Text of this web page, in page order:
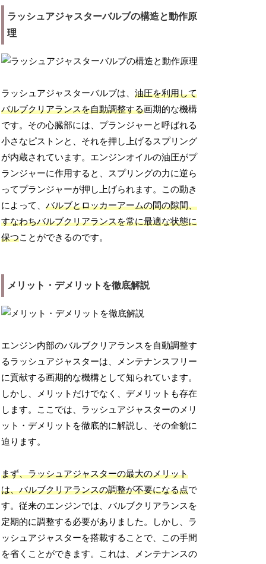
ラッシュアジャスターバルブの構造と動作原
理
ラッシュアジャスターバルブは、油圧を利用して
バルブクリアランスを自動調整する画期的な機構
です。その心臓部には、プランジャーと呼ばれる
小さなピストンと、それを押し上げるスプリング
が内蔵されています。エンジンオイルの油圧がプ
ランジャーに作用すると、スプリングの力に逆ら
ってプランジャーが押し上げられます。この動き
によって、バルブとロッカーアームの間の隙間、
すなわちバルブクリアランスを常に最適な状態に
保つことができるのです。
メリット・デメリットを徹底解説
エンジン内部のバルブクリアランスを自動調整す
るラッシュアジャスターは、メンテナンスフリー
に貢献する画期的な機構として知られています。
しかし、メリットだけでなく、デメリットも存在
します。ここでは、ラッシュアジャスターのメリ
ット・デメリットを徹底的に解説し、その全貌に
迫ります。
まず、ラッシュアジャスターの最大のメリット
は、バルブクリアランスの調整が不要になる点で
す。従来のエンジンでは、バルブクリアランスを
定期的に調整する必要がありました。しかし、ラ
ッシュアジャスターを搭載することで、この手間
を省くことができます。これは、メンテナンスの